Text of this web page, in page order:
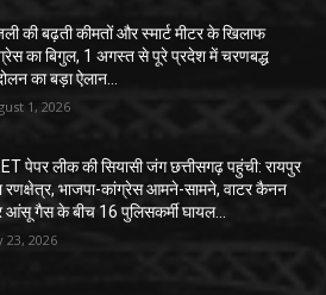
की बढ़ती कीमतों और स्मार्ट मीटर के खिलाफ
का बिगुल, 1 अगस्त से पूरे प्रदेश में चरणबद्ध
का बड़ा ऐलान…
1, 2026
पेपर लीक की सियासी जंग छत्तीसगढ़ पहुंची: रायपुर
रणक्षेत्र, भाजपा-कांग्रेस आमने-सामने, वाटर कैनन
गैस के बीच 16 पुलिसकर्मी घायल…
23, 2026